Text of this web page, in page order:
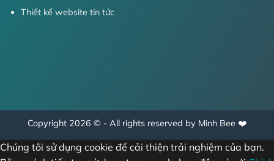
Thiết kế website tin tức
Copyright 2026 © - All rights reserved by Minh Bee ❤️
Chúng tôi sử dụng cookie để cải thiện trải nghiệm của bạn.